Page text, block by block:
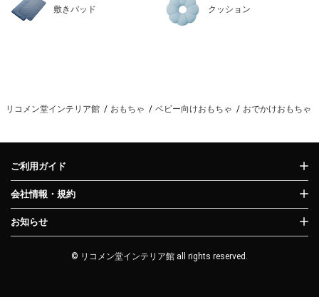
敷きパッド クッション
リコメン堂インテリア館 おもちゃ ベビー向けおもちゃ おでかけおもちゃ
ご利用ガイド
会社情報・規約
お知らせ
© リコメン堂インテリア館 all rights reserved.